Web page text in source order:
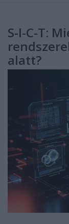
S-I-C-T:
alatt?